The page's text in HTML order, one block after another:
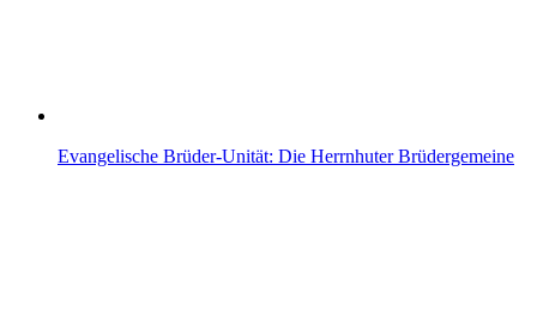
Evangelische Brüder-Unität: Die Herrnhuter Brüdergemeine